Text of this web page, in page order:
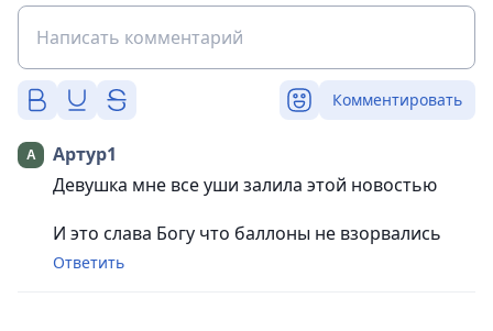
Комментировать
Артур1
Девушка мне все уши залила этой новостью
И это слава Богу что баллоны не взорвались
Ответить